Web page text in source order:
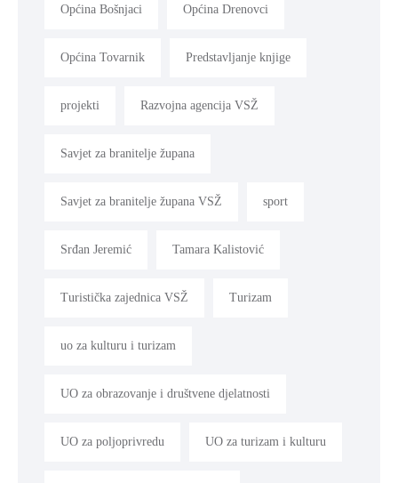
Općina Bošnjaci Općina Drenovci
Općina Tovarnik Predstavljanje knjige
projekti Razvojna agencija VSŽ
Savjet za branitelje župana
Savjet za branitelje župana VSŽ sport
Srđan Jeremić Tamara Kalistović
Turistička zajednica VSŽ Turizam
uo za kulturu i turizam
UO za obrazovanje i društvene djelatnosti
UO za poljoprivredu UO za turizam i kulturu